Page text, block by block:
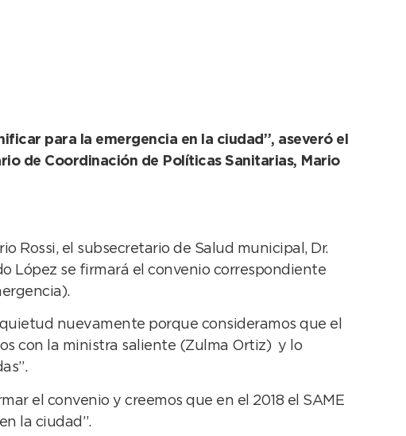
para la emergencia en la ciudad”, aseveró el
de Coordinación de Políticas Sanitarias, Mario
Rossi, el subsecretario de Salud municipal, Dr.
López se firmará el convenio correspondiente
nuevamente porque consideramos que el
con la ministra saliente (Zulma Ortiz) y lo
el convenio y creemos que en el 2018 el SAME
la ciudad”.